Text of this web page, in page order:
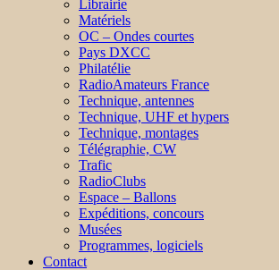
Librairie
Matériels
OC – Ondes courtes
Pays DXCC
Philatélie
RadioAmateurs France
Technique, antennes
Technique, UHF et hypers
Technique, montages
Télégraphie, CW
Trafic
RadioClubs
Espace – Ballons
Expéditions, concours
Musées
Programmes, logiciels
Contact